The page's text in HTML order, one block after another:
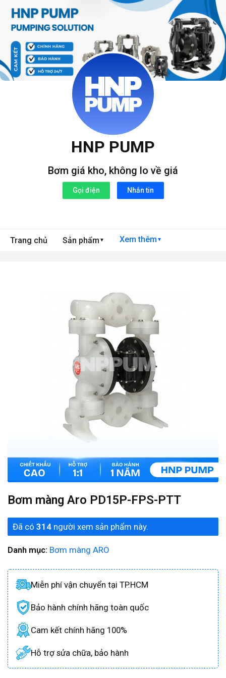
qua
dung
HNP PUMP
Bơm giá kho, không lo về giá
Gọi điện Nhắn tin
Trang chủ Sản phẩm ▼ Xem thêm ▼
Bơm màng Aro PD15P-FPS-PTT
Đã có 314 người xem sản phẩm này.
Danh mục: Bơm màng ARO
Miễn phí vận chuyển tại TP.HCM
Bảo hành chính hãng toàn quốc
Cam kết chính hãng 100%
Hỗ trợ sửa chữa, bảo hành